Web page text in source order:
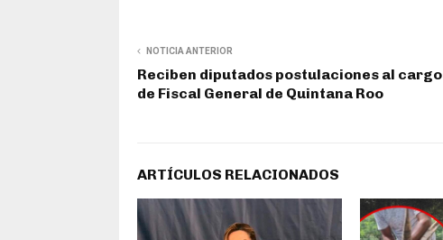
NOTICIA ANTERIOR
Reciben diputados postulaciones al cargo
de Fiscal General de Quintana Roo
ARTÍCULOS RELACIONADOS